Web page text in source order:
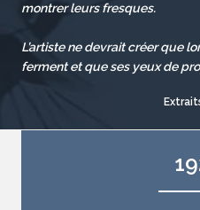
montrer leurs fresques.
L’artiste ne devrait créer que
ferment et que ses yeux de